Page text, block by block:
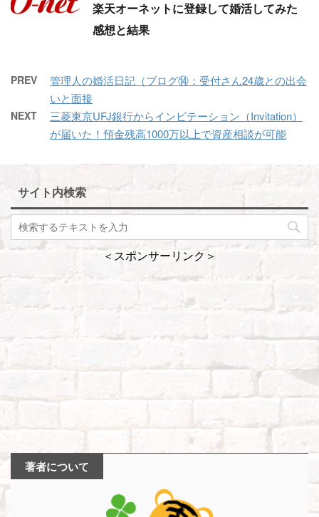
楽天オーネットに登録して婚活してみた
感想と結果
PREV
管理人の婚活日記（ブログ⑭：受付さん24歳との出会
いと面接
NEXT
三菱東京UFJ銀行からインビテーション（Invitation）
が届いた！預金残高1000万以上で資産相談が可能
サイト内検索
＜スポンサーリンク＞
著者について